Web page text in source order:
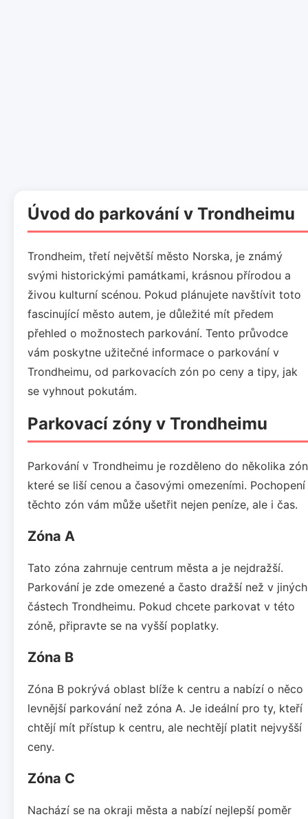
Úvod do parkování v Trondheimu
Trondheim, třetí největší město Norska, je známý
svými historickými památkami, krásnou přírodou a
živou kulturní scénou. Pokud plánujete navštívit toto
fascinující město autem, je důležité mít předem
přehled o možnostech parkování. Tento průvodce
vám poskytne užitečné informace o parkování v
Trondheimu, od parkovacích zón po ceny a tipy, jak
se vyhnout pokutám.
Parkovací zóny v Trondheimu
Parkování v Trondheimu je rozděleno do několika
které se liší cenou a časovými omezeními. Pochopení
těchto zón vám může ušetřit nejen peníze, ale i čas.
Zóna A
Tato zóna zahrnuje centrum města a je nejdražší.
Parkování je zde omezené a často dražší než v jiných
částech Trondheimu. Pokud chcete parkovat v této
zóně, připravte se na vyšší poplatky.
Zóna B
Zóna B pokrývá oblast blíže k centru a nabízí o něco
levnější parkování než zóna A. Je ideální pro ty, kteří
chtějí mít přístup k centru, ale nechtějí platit nejvyšší
ceny.
Zóna C
Nachází se na okraji města a nabízí nejlepší poměr